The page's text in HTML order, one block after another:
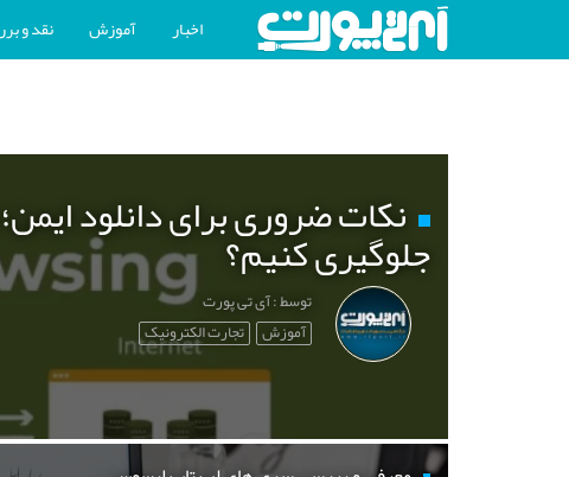
اخبار آموزش نقد و
نکات ضروری برای دانلود
جلوگیری کنیم؟
توسط : آی تی پورت
آموزش تجارت الکترونیک